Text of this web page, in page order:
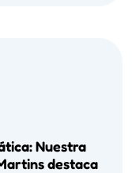
Nuestra
destaca